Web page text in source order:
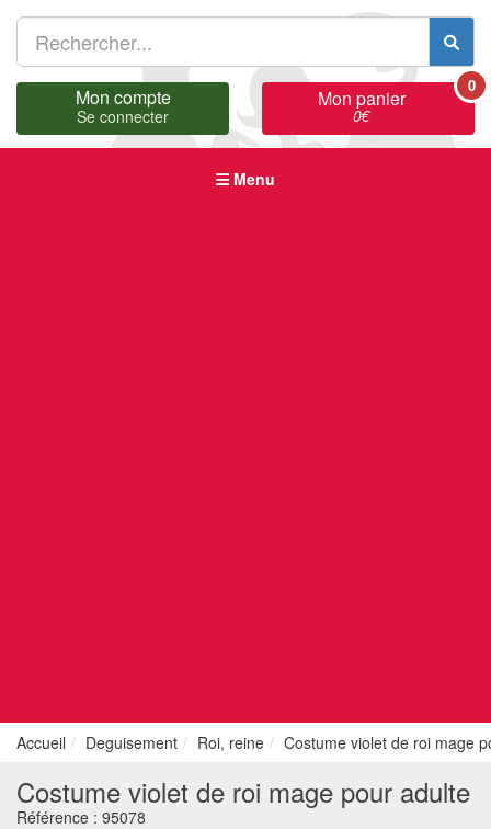
Mon compte
Se connecter
Mon panier
0€
0
Menu
Accueil Deguisement Roi, reine Costume violet de roi mage
Costume violet de roi mage pour adulte
Référence : 95078